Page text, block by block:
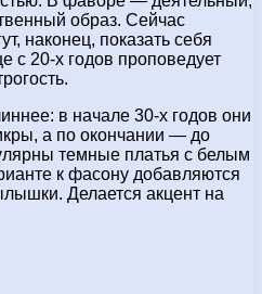
образ. Сейчас
наконец, показать себя
с 20-х годов проповедует
в начале 30-х годов они
а по окончании — до
темные платья с белым
к фасону добавляются
Делается акцент на